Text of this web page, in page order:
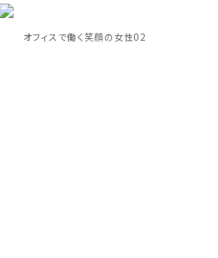
オフィスで働く笑顔の女性02